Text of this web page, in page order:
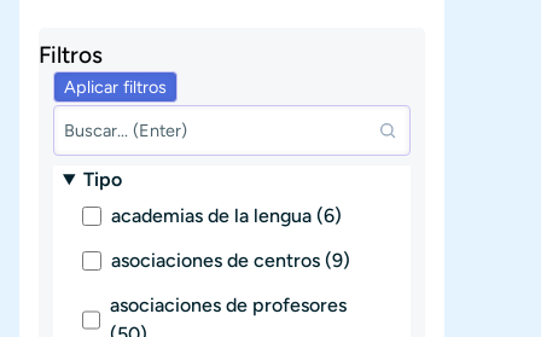
Filtros
Tipo
academias de la lengua (6)
asociaciones de centros (9)
asociaciones de profesores